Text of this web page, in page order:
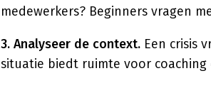
medewerkers? Beginners vragen
3. Analyseer de context. Een crisis
situatie biedt ruimte voor coaching